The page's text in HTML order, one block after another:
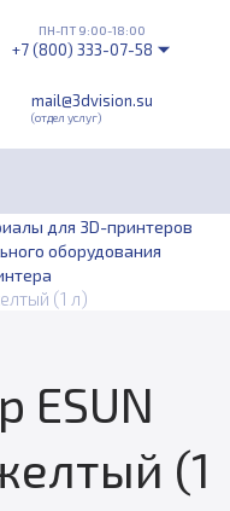
mail@3dvision.su
(отдел услуг)
ПН-ПТ 9:00-18:00
+7 (800) 333-07-58
для 3D-принтеров
оборудования
(1 л)
ESUN
(1